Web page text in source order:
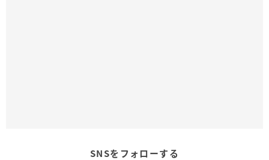
SNSをフォローする